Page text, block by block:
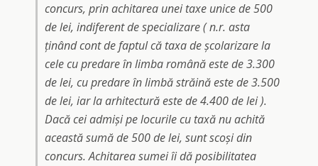
concurs, prin achitarea unei taxe unice de 500
de lei, indiferent de specializare ( n.r. asta
ținând cont de faptul că taxa de școlarizare la
cele cu predare în limba română este de 3.300
de lei, cu predare în limbă străină este de 3.500
de lei, iar la arhitectură este de 4.400 de lei ).
Dacă cei admiși pe locurile cu taxă nu achită
această sumă de 500 de lei, sunt scoși din
concurs. Achitarea sumei îi dă posibilitatea